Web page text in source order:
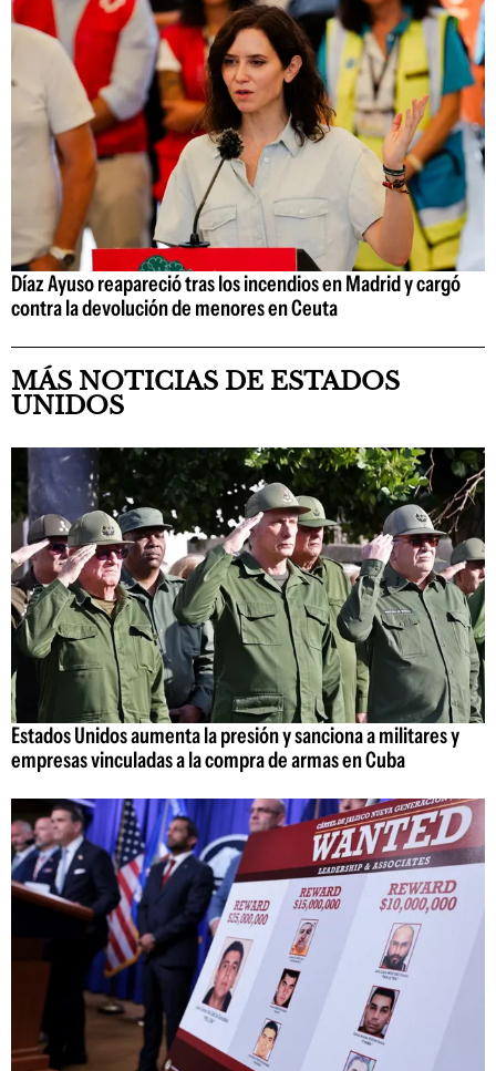
Díaz Ayuso reapareció tras los incendios en Madrid y cargó
contra la devolución de menores en Ceuta
MÁS NOTICIAS DE ESTADOS
UNIDOS
Estados Unidos aumenta la presión y sanciona a militares y
empresas vinculadas a la compra de armas en Cuba